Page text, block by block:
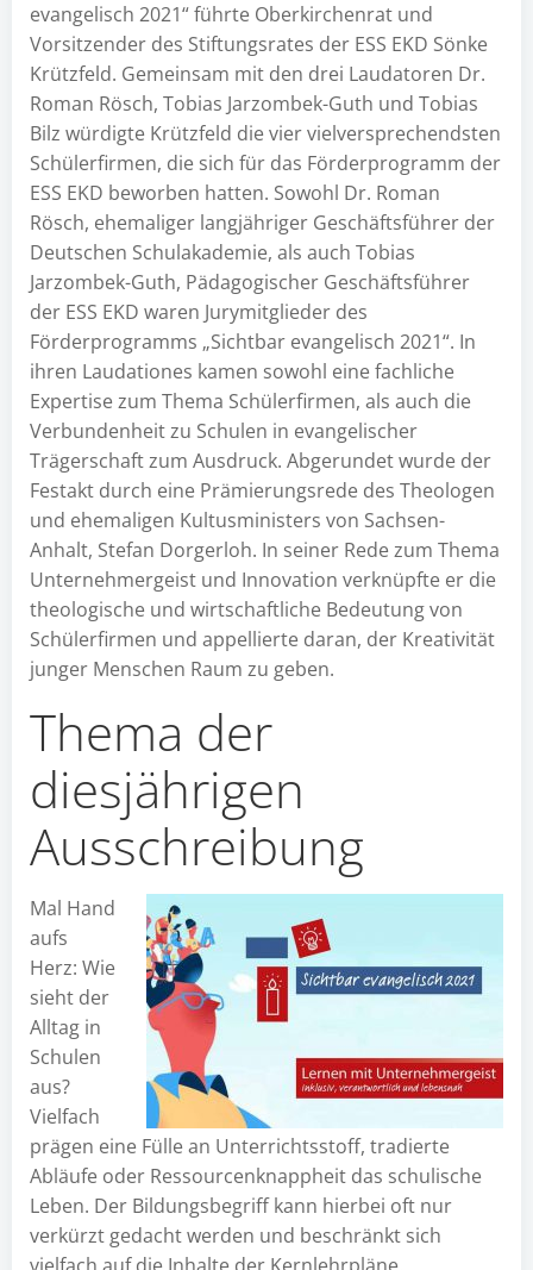
evangelisch 2021“ führte Oberkirchenrat und
Vorsitzender des Stiftungsrates der ESS EKD Sönke
Krützfeld. Gemeinsam mit den drei Laudatoren Dr.
Roman Rösch, Tobias Jarzombek-Guth und Tobias
Bilz würdigte Krützfeld die vier vielversprechendsten
Schülerfirmen, die sich für das Förderprogramm der
ESS EKD beworben hatten. Sowohl Dr. Roman
Rösch, ehemaliger langjähriger Geschäftsführer der
Deutschen Schulakademie, als auch Tobias
Jarzombek-Guth, Pädagogischer Geschäftsführer
der ESS EKD waren Jurymitglieder des
Förderprogramms „Sichtbar evangelisch 2021“. In
ihren Laudationes kamen sowohl eine fachliche
Expertise zum Thema Schülerfirmen, als auch die
Verbundenheit zu Schulen in evangelischer
Trägerschaft zum Ausdruck. Abgerundet wurde der
Festakt durch eine Prämierungsrede des Theologen
und ehemaligen Kultusministers von Sachsen-
Anhalt, Stefan Dorgerloh. In seiner Rede zum Thema
Unternehmergeist und Innovation verknüpfte er die
theologische und wirtschaftliche Bedeutung von
Schülerfirmen und appellierte daran, der Kreativität
junger Menschen Raum zu geben.
Thema der
diesjährigen
Ausschreibung
Mal Hand
aufs
Herz: Wie
sieht der
Alltag in
Schulen
aus?
Vielfach
prägen eine Fülle an Unterrichtsstoff, tradierte
Abläufe oder Ressourcenknappheit das schulische
Leben. Der Bildungsbegriff kann hierbei oft nur
verkürzt gedacht werden und beschränkt sich